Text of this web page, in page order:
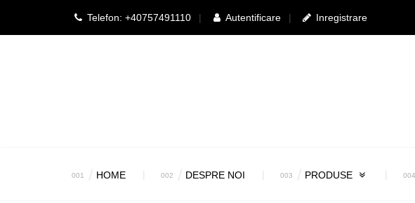
Telefon: +40757491110 Autentificare Inregistrare
HOME DESPRE NOI PRODUSE